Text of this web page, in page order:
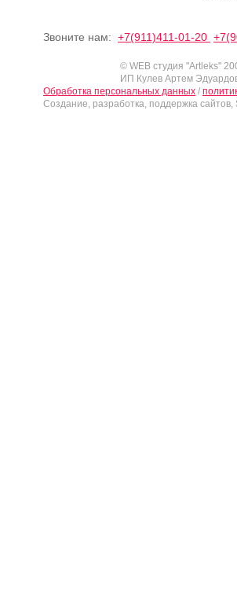
Звоните нам: +7(911)411-01-20
© WEB студия "Artleks"
ИП Кулев Артем
Обработка персональных данных /
Создание, разработка, поддержка